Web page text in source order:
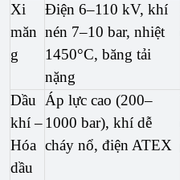
Xi
măn
g
Điện 6–110 kV, khí
nén 7–10 bar, nhiệt
1450°C, băng tải
nặng
Dầu
khí –
Hóa
dầu
Áp lực cao (200–
1000 bar), khí dễ
cháy nổ, điện ATEX